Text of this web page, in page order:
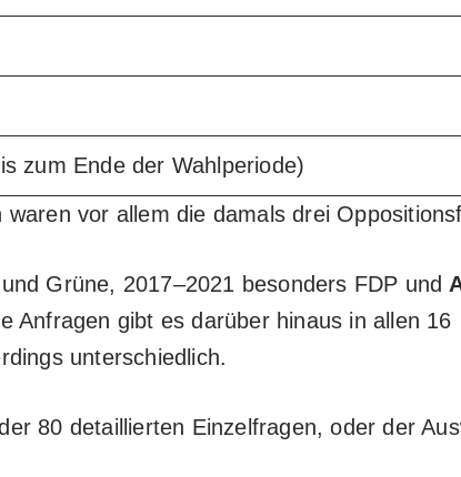
zum Ende der Wahlperiode)
waren vor allem die damals drei
Grüne, 2017–2021 besonders FDP und
Anfragen gibt es darüber hinaus in allen 16
unterschiedlich.
80 detaillierten Einzelfragen, oder der